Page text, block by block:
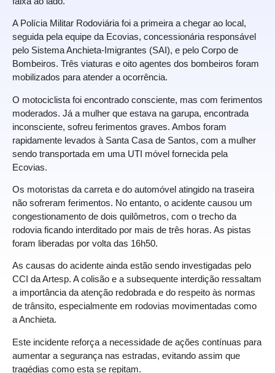
A Polícia Militar Rodoviária foi a primeira a chegar ao local,
seguida pela equipe da Ecovias, concessionária responsável
pelo Sistema Anchieta-Imigrantes (SAI), e pelo Corpo de
Bombeiros. Três viaturas e oito agentes dos bombeiros foram
mobilizados para atender a ocorrência.
O motociclista foi encontrado consciente, mas com ferimentos
moderados. Já a mulher que estava na garupa, encontrada
inconsciente, sofreu ferimentos graves. Ambos foram
rapidamente levados à Santa Casa de Santos, com a mulher
sendo transportada em uma UTI móvel fornecida pela
Ecovias.
Os motoristas da carreta e do automóvel atingido na traseira
não sofreram ferimentos. No entanto, o acidente causou um
congestionamento de dois quilômetros, com o trecho da
rodovia ficando interditado por mais de três horas. As pistas
foram liberadas por volta das 16h50.
As causas do acidente ainda estão sendo investigadas pelo
CCI da Artesp. A colisão e a subsequente interdição ressaltam
a importância da atenção redobrada e do respeito às normas
de trânsito, especialmente em rodovias movimentadas como
a Anchieta.
Este incidente reforça a necessidade de ações contínuas para
aumentar a segurança nas estradas, evitando assim que
tragédias como esta se repitam.